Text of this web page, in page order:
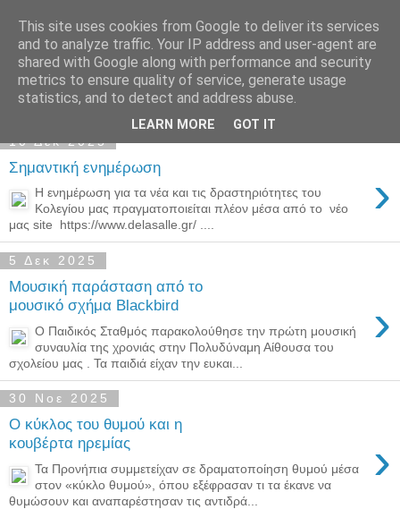
Παιδικός Σταθμός-
Νηπιαγωγείο "ΔΕΛΑΣΑΛ"
10 Δεκ 2025
Σημαντική ενημέρωση ›
Η ενημέρωση για τα νέα και τις δραστηριότητες του
Κολεγίου μας πραγματοποιείται πλέον μέσα από το νέο
μας site https://www.delasalle.gr/ ....
5 Δεκ 2025
Μουσική παράσταση από το
μουσικό σχήμα Blackbird
›
Ο Παιδικός Σταθμός παρακολούθησε την πρώτη μουσική
συναυλία της χρονιάς στην Πολυδύναμη Αίθουσα του
σχολείου μας . Τα παιδιά είχαν την ευκαι...
30 Νοε 2025
Ο κύκλος του θυμού και η
κουβέρτα ηρεμίας
›
Τα Προνήπια συμμετείχαν σε δραματοποίηση θυμού μέσα
στον «κύκλο θυμού», όπου εξέφρασαν τι τα έκανε να
θυμώσουν και αναπαρέστησαν τις αντιδρά...
This site uses cookies from Google to deliver its services
and to analyze traffic. Your IP address and user-agent are
shared with Google along with performance and security
metrics to ensure quality of service, generate usage
statistics, and to detect and address abuse.
LEARN MORE GOT IT